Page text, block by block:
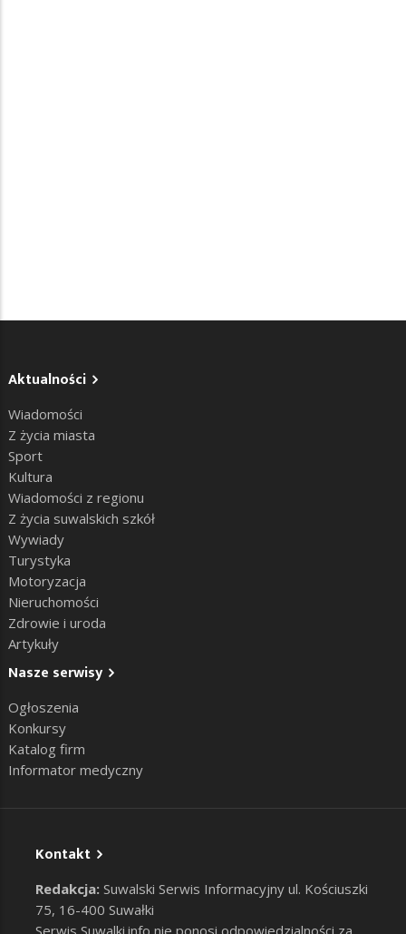
Aktualności
Wiadomości
Z życia miasta
Sport
Kultura
Wiadomości z regionu
Z życia suwalskich szkół
Wywiady
Turystyka
Motoryzacja
Nieruchomości
Zdrowie i uroda
Artykuły
Nasze serwisy
Ogłoszenia
Konkursy
Katalog firm
Informator medyczny
Kontakt
Redakcja: Suwalski Serwis Informacyjny ul. Kościuszki
75, 16-400 Suwałki